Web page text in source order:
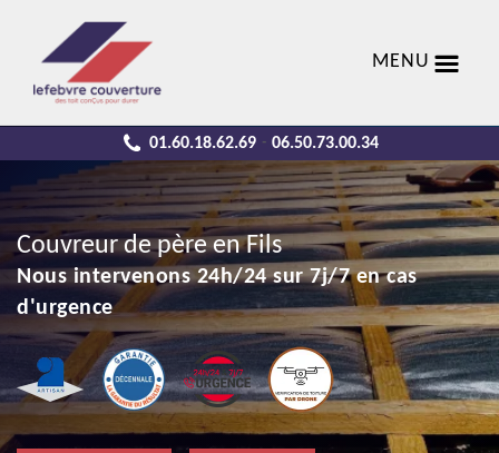
MENU
01.60.18.62.69 - 06.50.73.00.34
Couvreur de père en Fils
Nous intervenons 24h/24 sur 7j/7 en cas
d'urgence